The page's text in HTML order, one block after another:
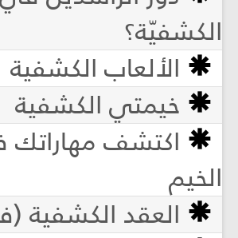
الكشفيّة؟
الألعاب الكشفية
خيمتي الكشفية
اكتشف مهاراتك
الخيم
العقد الكشفية